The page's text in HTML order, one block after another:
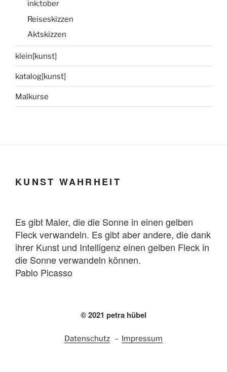
ink:tober
Reiseskizzen
Aktskizzen
klein[kunst]
katalog[kunst]
Malkurse
KUNST WAHRHEIT
Es gibt Maler, die die Sonne in einen gelben
Fleck verwandeln. Es gibt aber andere, die dank
ihrer Kunst und Intelligenz einen gelben Fleck in
die Sonne verwandeln können.
Pablo Picasso
© 2021 petra hübel
Datenschutz – Impressum